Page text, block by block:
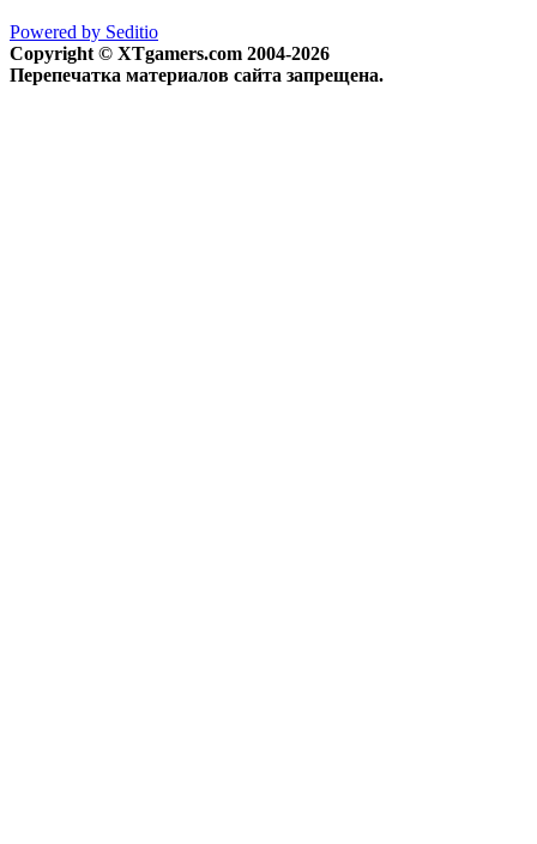
Powered by Seditio
Copyright © XTgamers.com 2004-2026
Перепечатка материалов сайта запрещена.